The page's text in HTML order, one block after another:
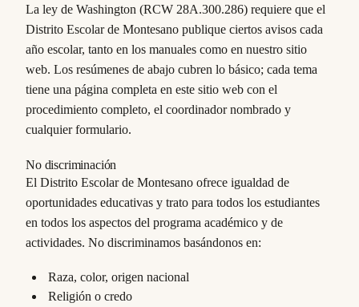
La ley de Washington (RCW 28A.300.286) requiere que el
Distrito Escolar de Montesano publique ciertos avisos cada
año escolar, tanto en los manuales como en nuestro sitio
web. Los resúmenes de abajo cubren lo básico; cada tema
tiene una página completa en este sitio web con el
procedimiento completo, el coordinador nombrado y
cualquier formulario.
No discriminación
El Distrito Escolar de Montesano ofrece igualdad de
oportunidades educativas y trato para todos los estudiantes
en todos los aspectos del programa académico y de
actividades. No discriminamos basándonos en:
Raza, color, origen nacional
Religión o credo